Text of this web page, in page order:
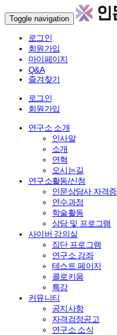
Toggle navigation
로그인
회원가입
마이페이지
Q&A
즐겨찾기
로그인
회원가입
연구소 소개
인사말
소개
연혁
오시는길
연구소활동/신청
인문상담사 자격증
연수과정
학술활동
상담 및 프로그램
사이버 강의실
집단 프로그램
연구소 강좌
테스트 페이지
콜로키움
특강
커뮤니티
공지사항
자격검정공고
연구소 소식